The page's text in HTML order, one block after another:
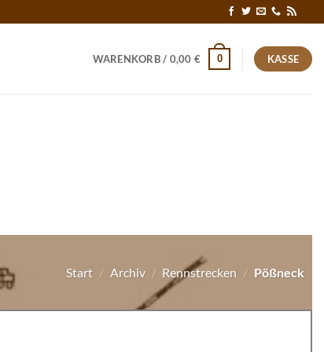
WARENKORB / 0,00 € 0 KASSE
Start / Archiv / Rennstrecken / Pößneck